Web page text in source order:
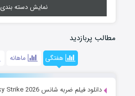
نمایش دسته بندی
مطالب پربازدید
هفتگی ماهانه
دانلود فیلم ضربه شانس Lucky Strike 2026